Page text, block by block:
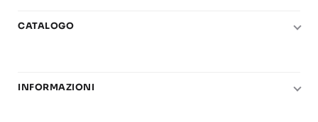
CATALOGO
Chitarra
INFORMAZIONI